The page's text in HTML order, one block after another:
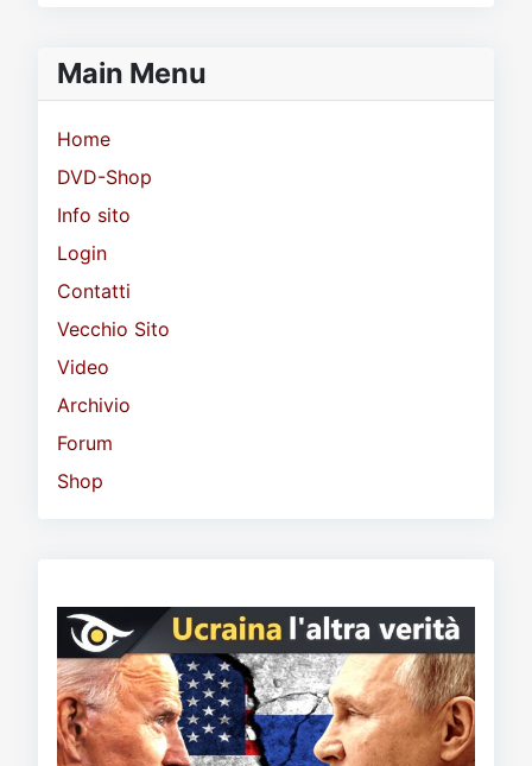
Main Menu
Home
DVD-Shop
Info sito
Login
Contatti
Vecchio Sito
Video
Archivio
Forum
Shop